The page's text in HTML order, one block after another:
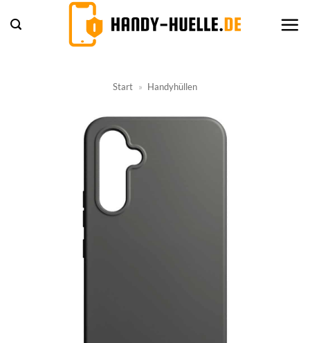
Inhalt
Start » Handyhüllen